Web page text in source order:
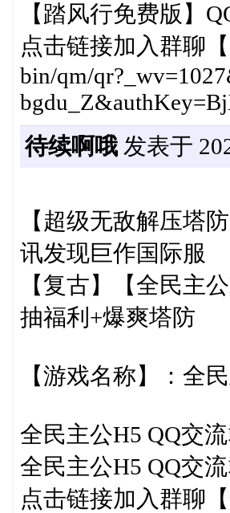
【踏风行免费版】
点击链接加入群聊
bin/qm/
待续啊哦发表于
【超级无敌解压塔
讯发现巨作国际服
【复古】【全民主
抽福利+爆爽塔防
【游戏名称】：全
全民主公H5 QQ交
全民主公H5 QQ交
点击链接加入群聊